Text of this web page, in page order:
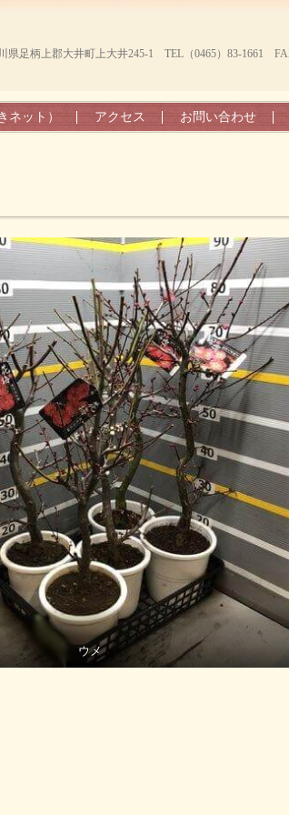
県足柄上郡大井町上大井245-1 TEL（0465）83-1661
ネット） アクセス お問い合わせ
ウメ